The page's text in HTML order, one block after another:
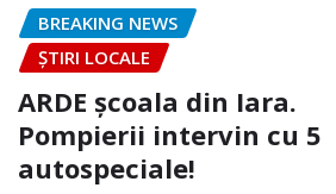
BREAKING NEWS
ȘTIRI LOCALE
ARDE școala din Iara.
Pompierii intervin cu 5
autospeciale!